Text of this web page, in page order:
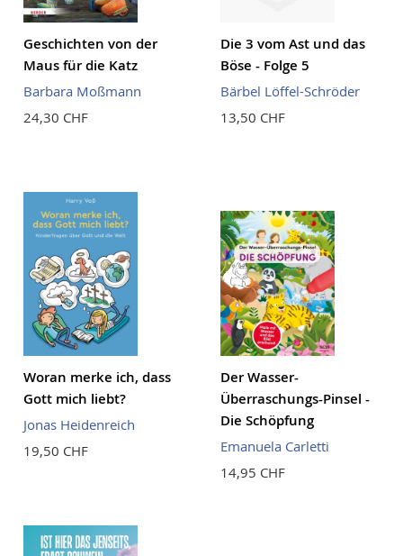
Geschichten von der
Maus für die Katz
Barbara Moßmann
24,30 CHF
Die 3 vom Ast und das
Böse - Folge 5
Bärbel Löffel-Schröder
13,50 CHF
Woran merke ich, dass
Gott mich liebt?
Jonas Heidenreich
19,50 CHF
Der Wasser-
Überraschungs-Pinsel -
Die Schöpfung
Emanuela Carletti
14,95 CHF